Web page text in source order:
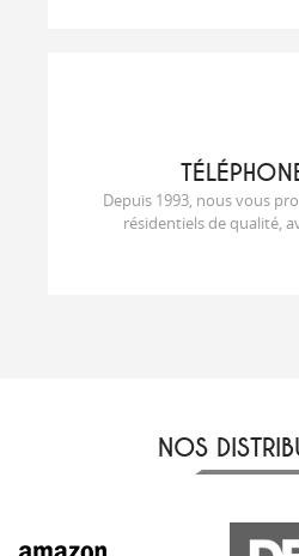
TÉLÉ
Depuis 1993, nous vous
résidentiels de qualité,
NOS